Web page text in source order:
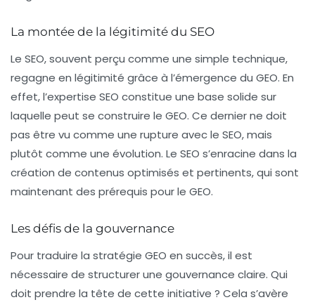
La montée de la légitimité du SEO
Le SEO, souvent perçu comme une simple technique,
regagne en légitimité grâce à l’émergence du GEO. En
effet, l’expertise SEO constitue une base solide sur
laquelle peut se construire le GEO. Ce dernier ne doit
pas être vu comme une rupture avec le SEO, mais
plutôt comme une évolution. Le SEO s’enracine dans la
création de contenus optimisés et pertinents, qui sont
maintenant des prérequis pour le GEO.
Les défis de la gouvernance
Pour traduire la stratégie GEO en succès, il est
nécessaire de structurer une gouvernance claire. Qui
doit prendre la tête de cette initiative ? Cela s’avère